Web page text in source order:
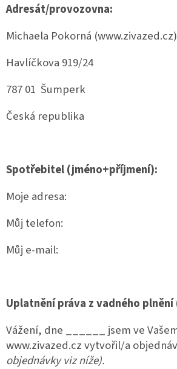
Adresát/provozovna:
Michaela Pokorná (www.zivazed.cz)
Havlíčkova 919/24
787 01 Šumperk
Česká republika
Spotřebitel (jméno+příjmení):
Moje adresa:
Můj telefon:
Můj e-mail:
Uplatnění práva z vadného
Vážení, dne ______ jsem ve
www.zivazed.cz vytvořil/a
objednávky viz níže).